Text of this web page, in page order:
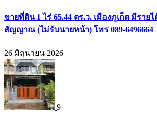
ขายที่ดิน 1 ไร่ 65.44 ตร.ว. เมืองภูเก็ต มีราย
สัญญาณ (ไม่รับนายหน้า) โทร 089-6496664
26 มิถุนายน 2026
9